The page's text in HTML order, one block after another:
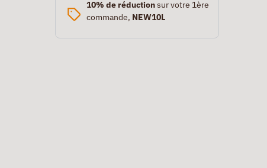
10% de réductionsur votre 1ère
commande, NEW10L